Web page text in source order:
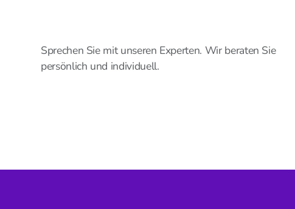
Sprechen Sie mit unseren Experten. Wir beraten Sie
persönlich und individuell.